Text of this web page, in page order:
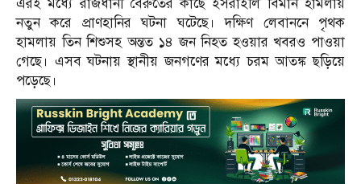
এরই মধ্যে রাজধানী বৈরুতের কাছে ইসরাইলি বিমান হামলায়
নতুন করে প্রাণহানির ঘটনা ঘটেছে। দক্ষিণ লেবাননে পৃথক
হামলায় তিন শিশুসহ অন্তত ১৪ জন নিহত হওয়ার খবরও পাওয়া
গেছে। এসব ঘটনায় স্থানীয় জনগণের মধ্যে চরম আতঙ্ক ছড়িয়ে
পড়েছে।